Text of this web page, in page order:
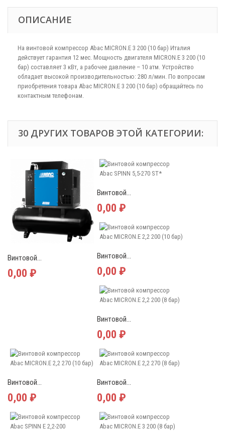
ОПИСАНИЕ
На винтовой компрессор Abac MICRON.E 3 200 (10 бар) Италия
действует гарантия 12 мес. Мощность двигателя MICRON.E 3 200 (10
бар) составляет 3 кВт, а рабочее давление – 10 атм. Устройство
обладает высокой производительностью: 280 л/мин. По вопросам
приобретения товара Abac MICRON.E 3 200 (10 бар) обращайтесь по
контактным телефонам.
30 ДРУГИХ ТОВАРОВ ЭТОЙ КАТЕГОРИИ:
Винтовой...
0,00 ₽
Винтовой...
0,00 ₽
Винтовой...
0,00 ₽
Винтовой...
0,00 ₽
Винтовой...
0,00 ₽
Винтовой...
0,00 ₽